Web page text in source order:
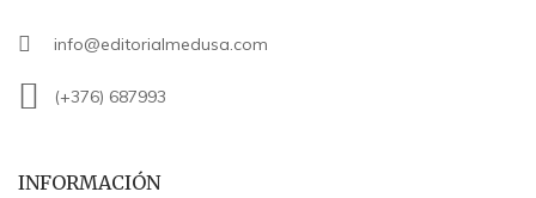
info@editorialmedusa.com
(+376) 687993
INFORMACIÓN